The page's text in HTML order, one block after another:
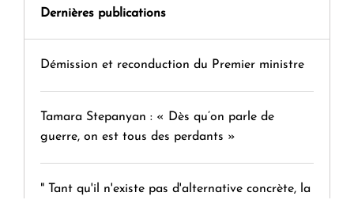
Dernières publications
Démission et reconduction du Premier ministre
Tamara Stepanyan : « Dès qu’on parle de
guerre, on est tous des perdants »
" Tant qu'il n'existe pas d'alternative concrète, la